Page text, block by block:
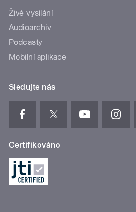
Živé vysílání
Audioarchiv
Podcasty
Mobilní aplikace
Sledujte nás
Certifikováno